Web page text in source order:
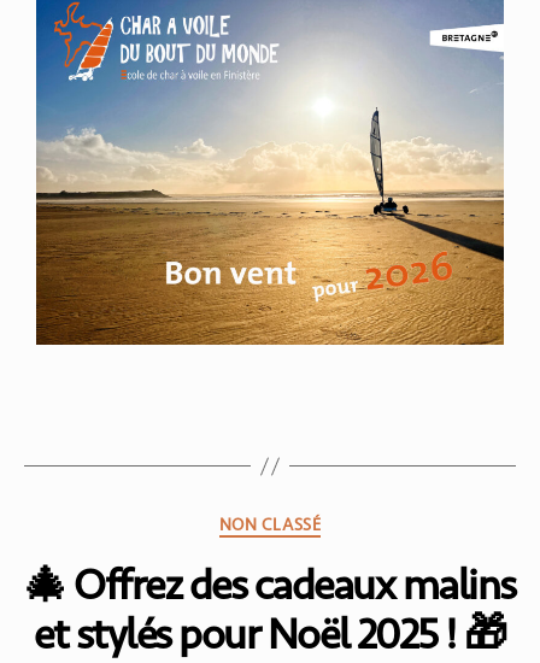
NON CLASSÉ
🎄 Offrez des cadeaux malins
et stylés pour Noël 2025 ! 🎁